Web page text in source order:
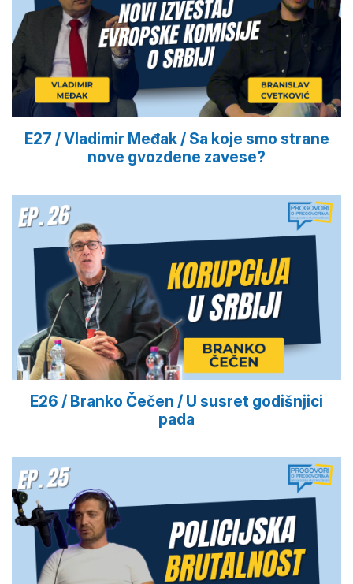
E27 / Vladimir Međak / Sa koje smo strane
nove gvozdene zavese?
E26 / Branko Čečen / U susret godišnjici
pada